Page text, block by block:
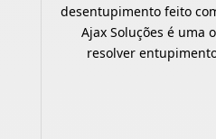
desentupimento feito
Ajax Soluções é uma
resolver